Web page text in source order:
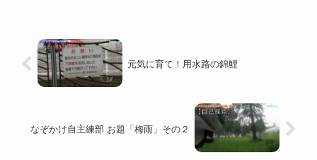
元気に育て！用水路の錦鯉
なぞかけ自主練部 お題「梅雨」その２